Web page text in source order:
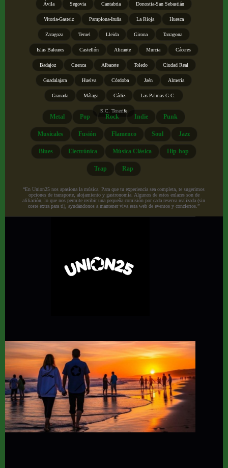
Ávila Segovia Cantabria Donostia-San Sebastián
Vitoria-Gasteiz Pamplona-Iruña La Rioja Huesca
Zaragoza Teruel Lleida Girona Tarragona
Islas Baleares Castellón Alicante Murcia Cáceres
Badajoz Cuenca Albacete Toledo Ciudad Real
Guadalajara Huelva Córdoba Jaén Almería
Granada Málaga Cádiz Las Palmas G.C.
S.C. Tenerife
Metal Pop Rock Indie Punk
Musicales Fusión Flamenco Soul Jazz
Blues Electrónica Música Clásica Hip-hop
Trap Rap
“En Union25 nos apasiona la música. Para que tu experiencia sea completa, te sugerimos
opciones de transporte, alojamiento y gastronomía. Algunos de estos enlaces son de
afiliación, lo que nos permite recibir una pequeña comisión por cada reserva realizada (sin
coste extra para ti), ayudándonos a mantener viva esta web de eventos y conciertos.”